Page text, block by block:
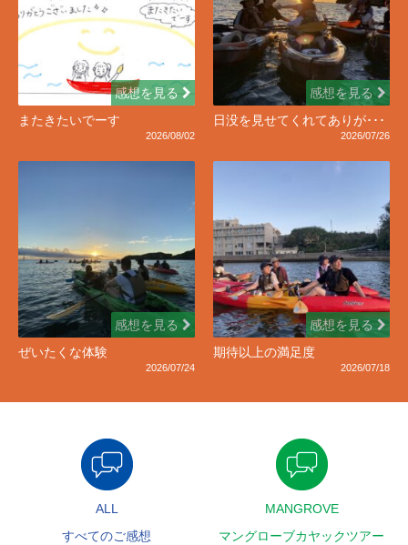
感想を見る
またきたいでーす
2026/08/02
感想を見る
日没を見せてくれてありが･･･
2026/07/26
感想を見る
ぜいたくな体験
2026/07/24
感想を見る
期待以上の満足度
2026/07/18
ALL
すべてのご感想
MANGROVE
マングローブカヤックツアー